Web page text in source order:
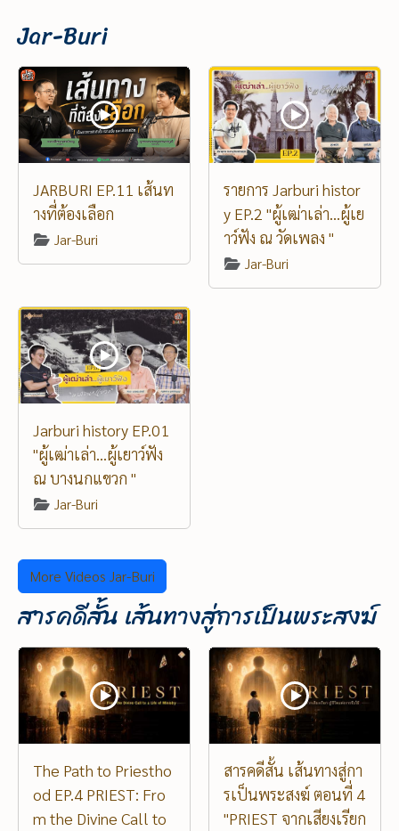
Jar-Buri
JARBURI EP.11 เส้นท
างที่ต้องเลือก
Jar-Buri
รายการ Jarburi histor
y EP.2 "ผู้เฒ่าเล่า...ผู้เย
าว์ฟัง ณ วัดเพลง "
Jar-Buri
Jarburi history EP.01
"ผู้เฒ่าเล่า...ผู้เยาว์ฟัง
ณ บางนกแขวก "
Jar-Buri
More Videos Jar-Buri
สารคดีสั้น เส้นทางสู่การเป็นพระสงฆ์
The Path to Priestho
od EP.4 PRIEST: Fro
m the Divine Call to
สารคดีสั้น เส้นทางสู่กา
รเป็นพระสงฆ์ ตอนที่ 4
"PRIEST จากเสียงเรียก